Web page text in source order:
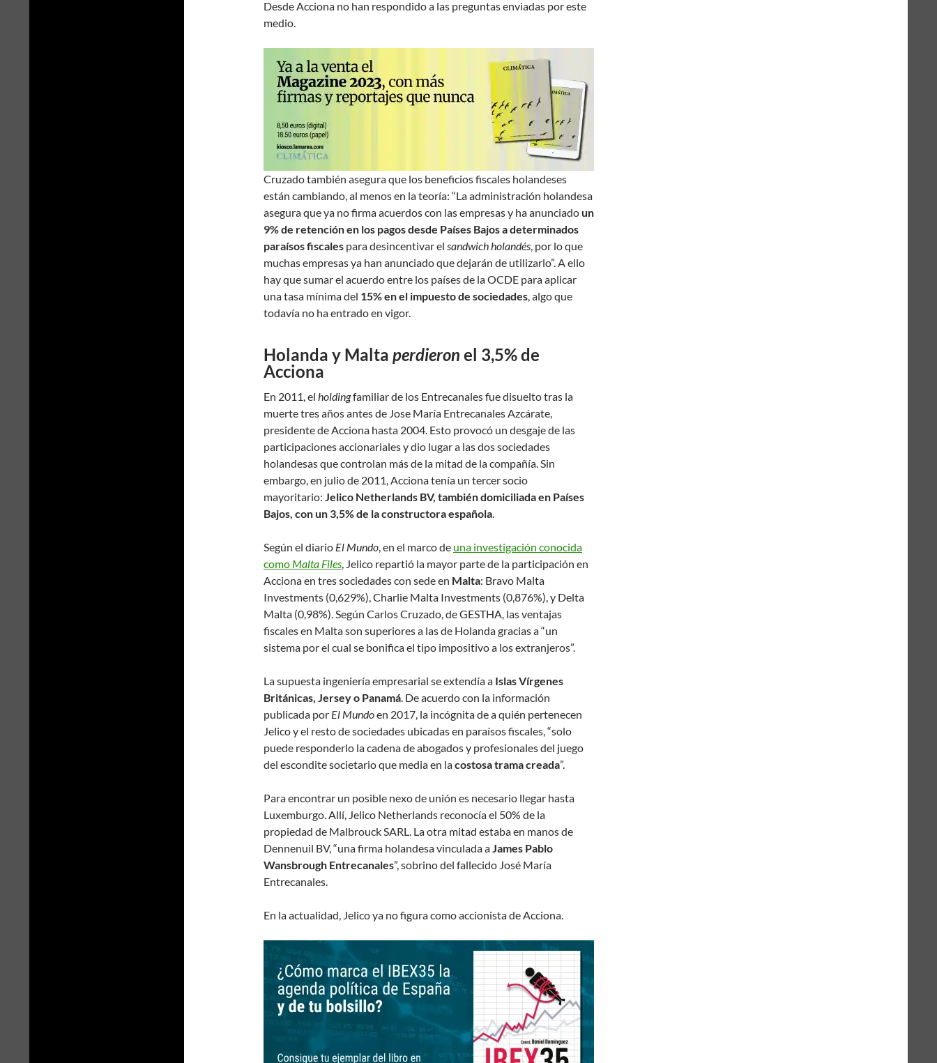
Desde Acciona no han respondido a las preguntas enviadas por este
medio.
Cruzado también asegura que los beneficios fiscales holandeses
están cambiando, al menos en la teoría: “La administración holandesa
asegura que ya no firma acuerdos con las empresas y ha anunciadoun
9% de retención en los pagos desde Países Bajos a determinados
paraísos fiscales para desincentivar el sandwich holandés, por lo que
muchas empresas ya han anunciado que dejarán de utilizarlo”. A ello
hay que sumar el acuerdo entre los países de la OCDE para aplicar
una tasa mínima del 15% en el impuesto de sociedades, algo que
todavía no ha entrado en vigor.
Holanda y Malta perdieron el 3,5% de
Acciona
En 2011, el holdingfamiliar de los Entrecanales fue disuelto tras la
muerte tres años antes de Jose María Entrecanales Azcárate,
presidente de Acciona hasta 2004. Esto provocó un desgaje de las
participaciones accionariales y dio lugar a las dos sociedades
holandesas que controlan más de la mitad de la compañía. Sin
embargo, en julio de 2011, Acciona tenía un tercer socio
mayoritario: Jelico Netherlands BV, también domiciliada en Países
Bajos, con un 3,5% de la constructora española.
Según el diario El Mundo, en el marco de una investigación conocida
como Malta Files, Jelico repartió la mayor parte de la participación en
Acciona en tres sociedades con sede en Malta: Bravo Malta
Investments (0,629%), Charlie Malta Investments (0,876%), y Delta
Malta (0,98%). Según Carlos Cruzado, de GESTHA, las ventajas
fiscales en Malta son superiores a las de Holanda gracias a “un
sistema por el cual se bonifica el tipo impositivo a los extranjeros”.
La supuesta ingeniería empresarial se extendía a Islas Vírgenes
Británicas, Jersey o Panamá. De acuerdo con la información
publicada por El Mundoen 2017, la incógnita de a quién pertenecen
Jelico y el resto de sociedades ubicadas en paraísos fiscales, “solo
puede responderlo la cadena de abogados y profesionales del juego
del escondite societario que media en lacostosa trama creada”.
Para encontrar un posible nexo de unión es necesario llegar hasta
Luxemburgo. Allí, Jelico Netherlands reconocía el 50% de la
propiedad de Malbrouck SARL. La otra mitad estaba en manos de
Dennenuil BV, “una firma holandesa vinculada aJames Pablo
Wansbrough Entrecanales”, sobrino del fallecido José María
Entrecanales.
En la actualidad, Jelico ya no figura como accionista de Acciona.